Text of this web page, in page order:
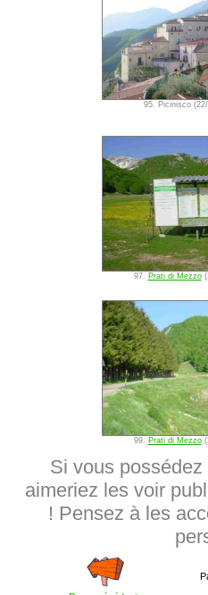
95. Picinisco
97. Prati di Mezzo
99. Prati di Mezzo
Si vous
aimeriez les voir
! Pensez à les